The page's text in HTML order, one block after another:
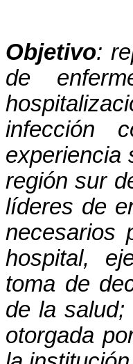
Objetivo:
de
infección
experiencia
región sur
líderes de
necesarios
hospital,
toma de
de la
otorgada